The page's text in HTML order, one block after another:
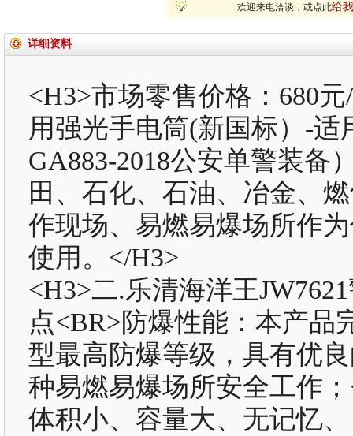
欢迎来电洽谈，或点此给
详细资料
<H3>市场零售价格：680
用强光手电筒(新国标）-
GA883-2018公安单警装备
田、石化、石油、冶金、
作现场、易燃易爆场所作
使用。</H3>
<H3>二.乐清海洋王
点<BR>防爆性能：本产品
型最高防爆等级，具有优
种易燃易爆场所安全工作
体积小、容量大、无记忆